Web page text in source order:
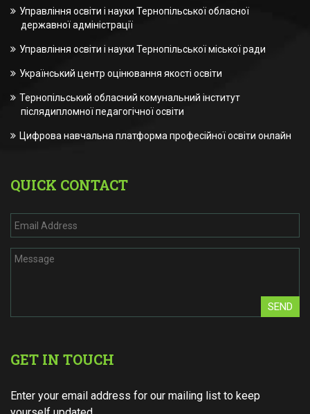
Управління освіти і науки Тернопільської обласної
державної адміністрації
Управління освіти і науки Тернопільської міської ради
Український центр оцінювання якості освіти
Тернопільський обласний комунальний інститут
післядипломної педагогічної освіти
Цифрова навчальна платформа професійної освіти онлайн
QUICK CONTACT
SEND
GET IN TOUCH
Enter your email address for our mailing list to keep